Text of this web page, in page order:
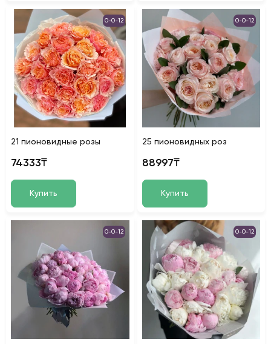
0-0-12
21 пионовидные розы
74333₸
Купить
0-0-12
25 пионовидных роз
88997₸
Купить
0-0-12 0-0-12